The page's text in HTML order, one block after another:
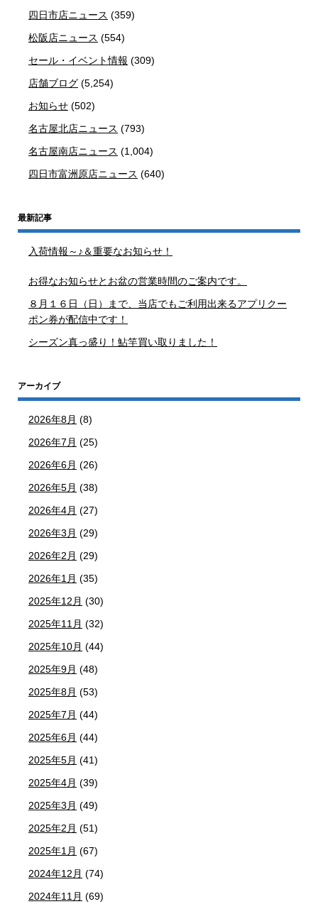
四日市店ニュース (359)
松阪店ニュース (554)
セール・イベント情報 (309)
店舗ブログ (5,254)
お知らせ (502)
名古屋北店ニュース (793)
名古屋南店ニュース (1,004)
四日市富洲原店ニュース (640)
最新記事
入荷情報～♪＆重要なお知らせ！
お得なお知らせとお盆の営業時間のご案内です。
８月１６日（日）まで、当店でもご利用出来るアプリクー
ポン券が配信中です！
シーズン真っ盛り！鮎竿買い取りました！
アーカイブ
2026年8月 (8)
2026年7月 (25)
2026年6月 (26)
2026年5月 (38)
2026年4月 (27)
2026年3月 (29)
2026年2月 (29)
2026年1月 (35)
2025年12月 (30)
2025年11月 (32)
2025年10月 (44)
2025年9月 (48)
2025年8月 (53)
2025年7月 (44)
2025年6月 (44)
2025年5月 (41)
2025年4月 (39)
2025年3月 (49)
2025年2月 (51)
2025年1月 (67)
2024年12月 (74)
2024年11月 (69)